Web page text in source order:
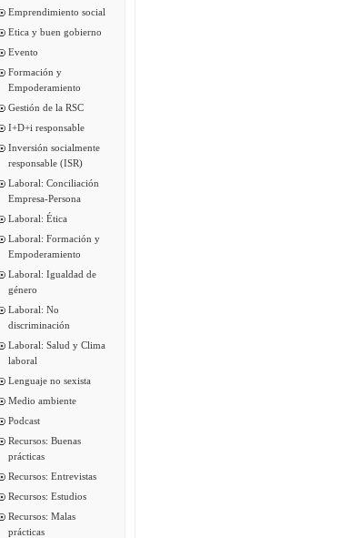
Emprendimiento social
Etica y buen gobierno
Evento
Formación y
Empoderamiento
Gestión de la RSC
I+D+i responsable
Inversión socialmente
responsable (ISR)
Laboral: Conciliación
Empresa-Persona
Laboral: Ética
Laboral: Formación y
Empoderamiento
Laboral: Igualdad de
género
Laboral: No
discriminación
Laboral: Salud y Clima
laboral
Lenguaje no sexista
Medio ambiente
Podcast
Recursos: Buenas
prácticas
Recursos: Entrevistas
Recursos: Estudios
Recursos: Malas
prácticas